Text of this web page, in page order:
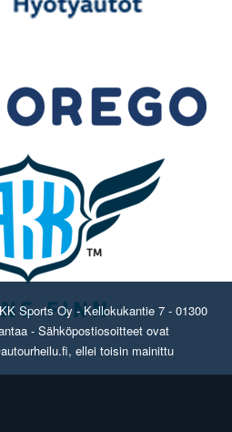
Sports Oy - Kellokukantie 7 - 01300
- Sähköpostiosoitteet ovat
ellei toisin mainittu